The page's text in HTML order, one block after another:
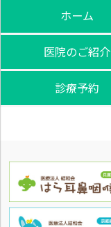
ホーム
医院のご紹介
診療予約